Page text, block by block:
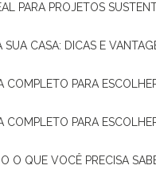
PARA PROJETOS
SUA CASA: DICAS E
COMPLETO PARA
COMPLETO PARA
O QUE VOCÊ PRECISA